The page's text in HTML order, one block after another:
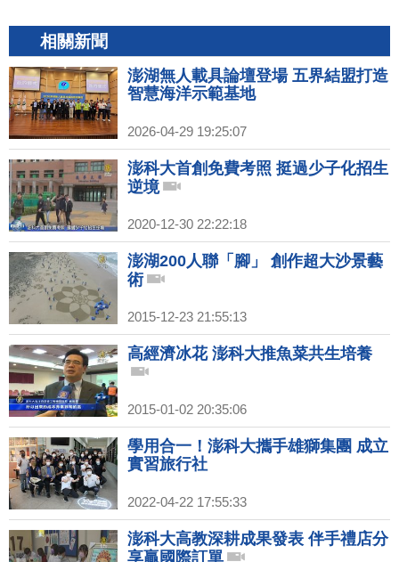
相關新聞
澎湖無人載具論壇登場 五界結盟打造
智慧海洋示範基地
2026-04-29 19:25:07
澎科大首創免費考照 挺過少子化招生
逆境
2020-12-30 22:22:18
澎湖200人聯「腳」 創作超大沙景藝
術
2015-12-23 21:55:13
高經濟冰花 澎科大推魚菜共生培養
2015-01-02 20:35:06
學用合一！澎科大攜手雄獅集團 成立
實習旅行社
2022-04-22 17:55:33
澎科大高教深耕成果發表 伴手禮店分
享贏國際訂單